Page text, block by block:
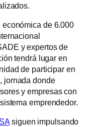
de 6.000
y expertos de
tendrá lugar en
de participar en
jornada donde
y empresas con
emprendedor.
siguen impulsando